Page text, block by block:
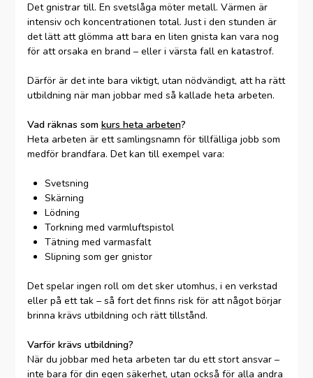
Det gnistrar till. En svetslåga möter metall. Värmen är
intensiv och koncentrationen total. Just i den stunden är
det lätt att glömma att bara en liten gnista kan vara nog
för att orsaka en brand – eller i värsta fall en katastrof.
Därför är det inte bara viktigt, utan nödvändigt, att ha rätt
utbildning när man jobbar med så kallade heta arbeten.
Vad räknas som kurs heta arbeten?
Heta arbeten är ett samlingsnamn för tillfälliga jobb som
medför brandfara. Det kan till exempel vara:
Svetsning
Skärning
Lödning
Torkning med varmluftspistol
Tätning med varmasfalt
Slipning som ger gnistor
Det spelar ingen roll om det sker utomhus, i en verkstad
eller på ett tak – så fort det finns risk för att något börjar
brinna krävs utbildning och rätt tillstånd.
Varför krävs utbildning?
När du jobbar med heta arbeten tar du ett stort ansvar –
inte bara för din egen säkerhet, utan också för alla andra